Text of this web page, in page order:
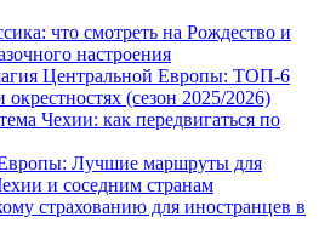
что смотреть на Рождество и
настроения
Центральной Европы: ТОП-6
(сезон 2025/2026)
Чехии: как передвигаться по
Лучшие маршруты для
и соседним странам
страхованию для иностранцев в